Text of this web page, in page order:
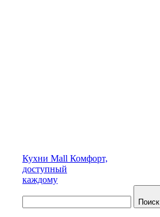
Кухни Mall Комфорт,
доступный
каждому
Поиск